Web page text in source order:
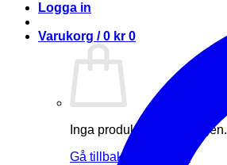
Logga in
Varukorg /0 kr 0
Inga produkter i varukorgen.
Gå tillbaka till butiken